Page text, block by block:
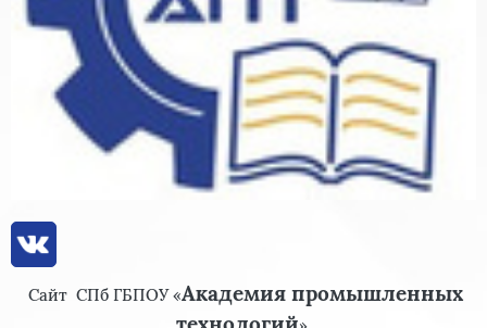
Сайт СПб ГБПОУ «Академия промышленных